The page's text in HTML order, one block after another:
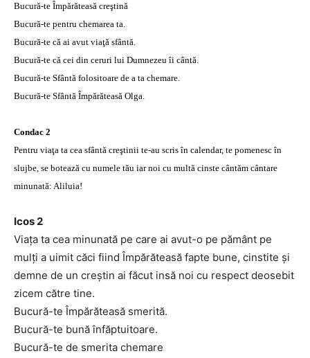
Bucură-te Împărăteasă creştină
Bucură-te pentru chemarea ta.
Bucură-te că ai avut viaţă sfântă.
Bucură-te că cei din ceruri lui Dumnezeu îi cântă.
Bucură-te Sfântă folositoare de a ta chemare.
Bucură-te Sfântă Împărăteasă Olga.
Condac 2
Pentru viaţa ta cea sfântă creştinii te-au scris în calendar, te pomenesc în
slujbe, se botează cu numele tău iar noi cu multă cinste cântăm cântare
minunată: Aliluia!
Icos 2
Viaţa ta cea minunată pe care ai avut-o pe pământ pe
mulţi a uimit căci fiind Împărăteasă fapte bune, cinstite şi
demne de un creştin ai făcut insă noi cu respect deosebit
zicem către tine.
Bucură-te Împărăteasă smerită.
Bucură-te bună înfăptuitoare.
Bucură-te de smerita chemare